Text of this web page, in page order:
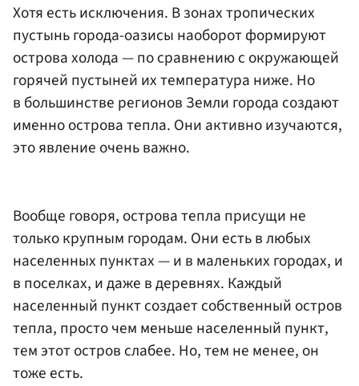
Хотя есть исключения. В зонах тропических
пустынь города-оазисы наоборот формируют
острова холода — по сравнению с окружающей
горячей пустыней их температура ниже. Но
в большинстве регионов Земли города создают
именно острова тепла. Они активно изучаются,
это явление очень важно.
Вообще говоря, острова тепла присущи не
только крупным городам. Они есть в любых
населенных пунктах — и в маленьких городах, и
в поселках, и даже в деревнях. Каждый
населенный пункт создает собственный остров
тепла, просто чем меньше населенный пункт,
тем этот остров слабее. Но, тем не менее, он
тоже есть.